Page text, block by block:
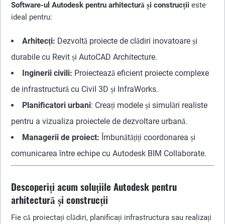
Software-ul Autodesk pentru arhitectură și construcții este
ideal pentru:
Arhitecți: Dezvoltă proiecte de clădiri inovatoare și
durabile cu Revit și AutoCAD Architecture.
Inginerii civili: Proiectează eficient proiecte complexe
de infrastructură cu Civil 3D și InfraWorks.
Planificatori urbani: Creați modele și simulări realiste
pentru a vizualiza proiectele de dezvoltare urbană.
Managerii de proiect: Îmbunătățiți coordonarea și
comunicarea între echipe cu Autodesk BIM Collaborate.
Descoperiți acum soluțiile Autodesk pentru
arhitectură și construcții
Fie că proiectați clădiri, planificați infrastructura sau realizați